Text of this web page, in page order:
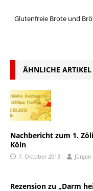
Glutenfreie Brote und
ÄHNLICHE ARTIKEL
Nachbericht zum 1.
Köln
7. Oktober 2013 Jürgen
Rezension zu „Darm